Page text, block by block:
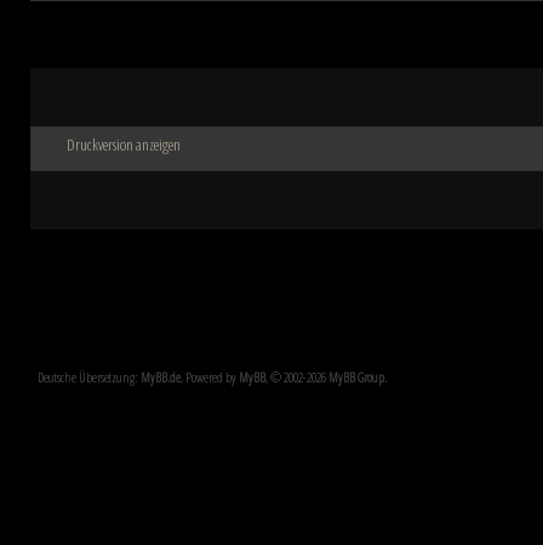
Druckversion anzeigen
Deutsche Übersetzung: MyBB.de, Powered by MyBB, © 2002-2026 MyBB Group.